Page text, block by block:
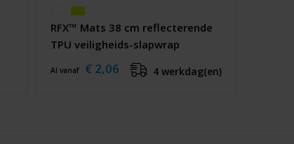
RFX™ Mats 38 cm reflecterende
TPU veiligheids-slapwrap
Al vanaf € 2,06 4 werkdag(en)